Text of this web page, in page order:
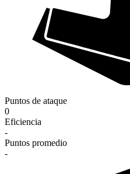
Puntos de ataque
0
Eficiencia
-
Puntos promedio
-